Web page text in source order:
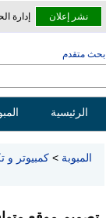
نشر إعلان إدارة
بحث متقدم
الرئيسية
المبوبة > كمبيوتر و